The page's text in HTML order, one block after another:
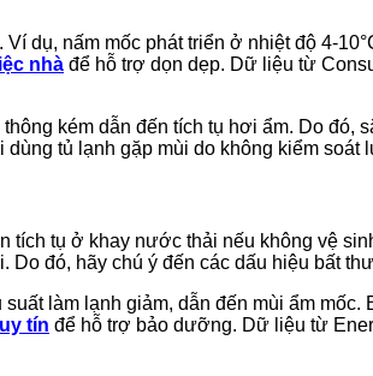
dụ, nấm mốc phát triển ở nhiệt độ 4-
nhà để hỗ trợ dọn dẹp. Dữ liệu từ
kém dẫn đến tích tụ hơi ẩm. Do đó,
tủ lạnh gặp mùi do không kiểm soát
tụ ở khay nước thải nếu không vệ
đó, hãy chú ý đến các dấu hiệu bất
làm lạnh giảm, dẫn đến mùi ẩm
tín để hỗ trợ bảo dưỡng. Dữ liệu từ